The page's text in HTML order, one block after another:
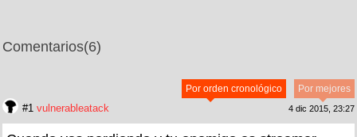
Comentarios(6)
Por mejores
Por orden cronológico
#1 vulnerableatack 4 dic 2015, 23:27